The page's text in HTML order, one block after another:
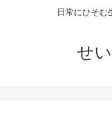
日常にひそむ
せ